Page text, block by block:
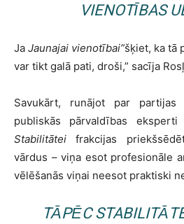
VIENOTĪBAS
Ja Jaunajai vienotībai”šķiet, ka tā
var tikt galā pati, droši,” sacīja
Savukārt, runājot par partijas
publiskās pārvaldības
Stabilitātei frakcijas
vārdus – viņa esot profesionāle
vēlēšanās viņai neesot praktiski
TĀPĒC